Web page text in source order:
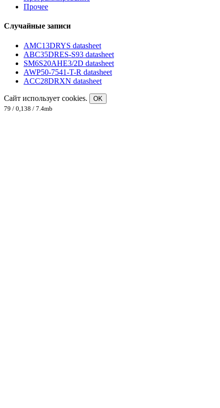
Прочее
Случайные записи
AMC13DRYS datasheet
ABC35DRES-S93 datasheet
SM6S20AHE3/2D datasheet
AWP50-7541-T-R datasheet
ACC28DRXN datasheet
Сайт использует cookies.
OK
79 / 0,138 / 7.4mb